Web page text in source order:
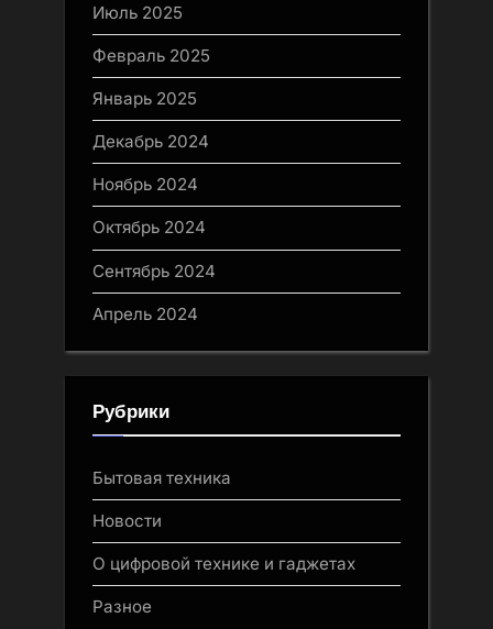
Июль 2025
Февраль 2025
Январь 2025
Декабрь 2024
Ноябрь 2024
Октябрь 2024
Сентябрь 2024
Апрель 2024
Рубрики
Бытовая техника
Новости
О цифровой технике и гаджетах
Разное